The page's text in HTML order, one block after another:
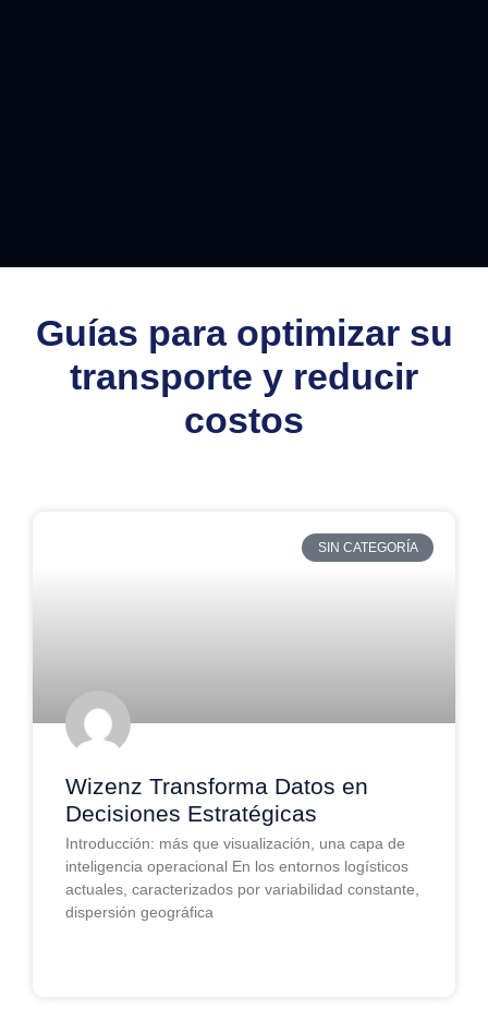
Guías para optimizar su
transporte y reducir
costos
SIN CATEGORÍA
Wizenz Transforma Datos en
Decisiones Estratégicas
Introducción: más que visualización, una capa de
inteligencia operacional En los entornos logísticos
actuales, caracterizados por variabilidad constante,
dispersión geográfica